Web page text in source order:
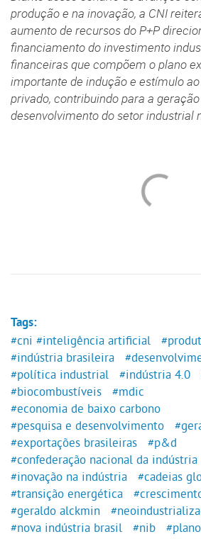
produção e na inovação, a CNI
aumento de recursos do P+P
financiamento do investimento
financeiras que compõem o plano
importante de indução e estímulo
privado, contribuindo para a
desenvolvimento do setor industrial
Tags:
#cni #inteligência artificial
#indústria brasileira
#política industrial
#indústria 4.0
#biocombustíveis
#mdic
#economia de baixo carbono
#pesquisa e desenvolvimento
#exportações brasileiras
#p&d
#confederação nacional da indústria
#inovação na indústria
#cadeias
#transição energética
#geraldo alckmin
#nova indústria brasil
#nib